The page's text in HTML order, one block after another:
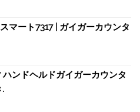
マート7317 | ガイガーカウンタ
ハンドヘルドガイガーカウンタ
.